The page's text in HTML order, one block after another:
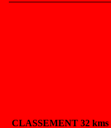
CLASSEMENT 32 kms